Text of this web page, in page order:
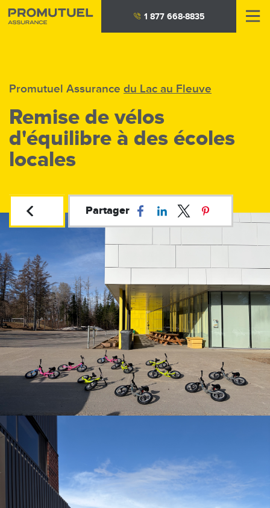
Aller
au
1 877 668-8835
Promutuel Assurance du Lac au Fleuve
Remise de vélos
d'équilibre à des écoles
locales
Partager